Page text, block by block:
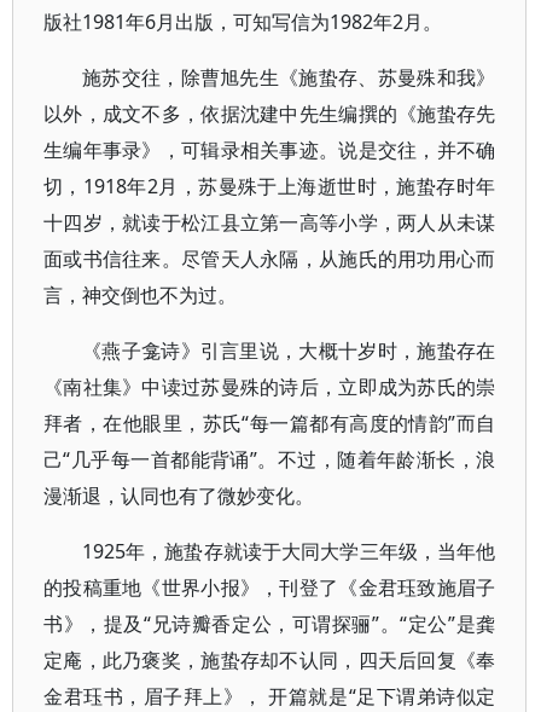
版社1981年6月出版，可知写信为1982年2月。
施苏交往，除曹旭先生《施蛰存、苏曼殊和我》
以外，成文不多，依据沈建中先生编撰的《施蛰存先
生编年事录》，可辑录相关事迹。说是交往，并不确
切，1918年2月，苏曼殊于上海逝世时，施蛰存时年
十四岁，就读于松江县立第一高等小学，两人从未谋
面或书信往来。尽管天人永隔，从施氏的用功用心而
言，神交倒也不为过。
《燕子龛诗》引言里说，大概十岁时，施蛰存在
《南社集》中读过苏曼殊的诗后，立即成为苏氏的崇
拜者，在他眼里，苏氏“每一篇都有高度的情韵”而自
己“几乎每一首都能背诵”。不过，随着年龄渐长，浪
漫渐退，认同也有了微妙变化。
1925年，施蛰存就读于大同大学三年级，当年他
的投稿重地《世界小报》，刊登了《金君珏致施眉子
书》，提及“兄诗瓣香定公，可谓探骊”。“定公”是龚
定庵，此乃褒奖，施蛰存却不认同，四天后回复《奉
金君珏书，眉子拜上》， 开篇就是“足下谓弟诗似定